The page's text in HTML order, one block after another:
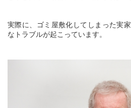
実際に、ゴミ屋敷化してしまった実
なトラブルが起こっています。